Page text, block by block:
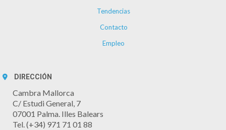
Tendencias
Contacto
Empleo
DIRECCIÓN
Cambra Mallorca
C/ Estudi General, 7
07001 Palma. Illes Balears
Tel. (+34) 971 71 01 88